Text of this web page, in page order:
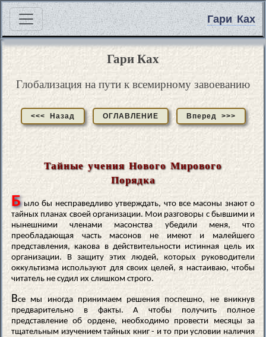
Гари Ках
Гари Ках
Глобализация на пути к всемирному завоеванию
<<< Назад ОГЛАВЛЕНИЕ Вперед >>>
Тайные учения Нового Мирового
Порядка
Б ыло бы несправедливо утверждать, что все масоны знают о
тайных планах своей организации. Мои разговоры с бывшими и
нынешними членами масонства убедили меня, что
преобладающая часть масонов не имеют и малейшего
представления, какова в действительности истинная цель их
организации. В защиту этих людей, которых руководители
оккультизма используют для своих целей, я настаиваю, чтобы
читатель не судил их слишком строго.
Все мы иногда принимаем решения поспешно, не вникнув
предварительно в факты. А чтобы получить полное
представление об ордене, необходимо провести месяцы за
тщательным изучением тайных книг - и то при условии наличия